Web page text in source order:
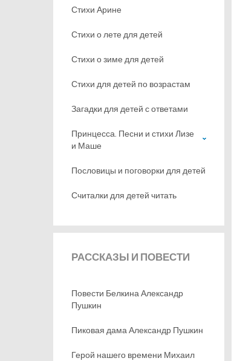
Стихи Арине
Стихи о лете для детей
Стихи о зиме для детей
Стихи для детей по возрастам
Загадки для детей с ответами
Принцесса. Песни и стихи Лизе
и Маше
Пословицы и поговорки для детей
Считалки для детей читать
РАССКАЗЫ И ПОВЕСТИ
Повести Белкина Александр
Пушкин
Пиковая дама Александр Пушкин
Герой нашего времени Михаил